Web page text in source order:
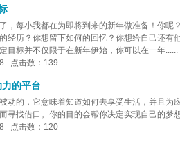
，每小我都在为即将到来的新年做准备！你呢
经历？你想留下如何的回忆？你想给自己还有
目标并不仅限于在新年伊始，你可以在一年......
点击数：139
的平台
动的，它意味着知道如何去享受生活，并且为
寻找借口。你的目的会帮你决定实现自己的
点击数：120